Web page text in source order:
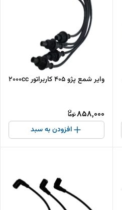
وایر شمع پژو 405 کاربراتور 2000cc
858,000
افزودن به سبد